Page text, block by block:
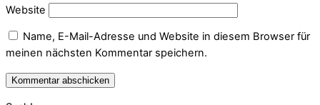
Website
Name, E-Mail-Adresse und Website in diesem Browser für
meinen nächsten Kommentar speichern.